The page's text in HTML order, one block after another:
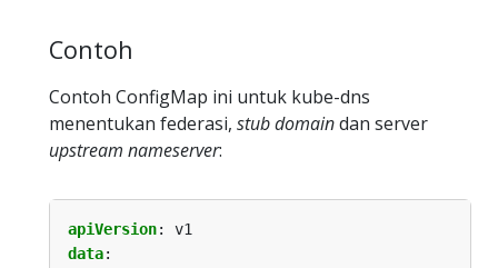
Contoh
Contoh ConfigMap ini untuk kube-dns
menentukan federasi, stub domaindan server
upstream nameserver:
apiVersion:
v1
data: